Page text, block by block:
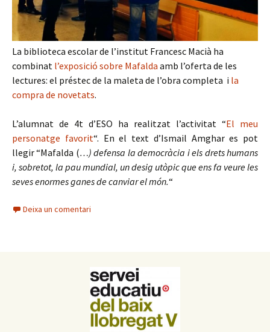
La biblioteca escolar de l’institut Francesc Macià ha
combinat l’exposició sobre Mafalda amb l’oferta de les
lectures: el préstec de la maleta de l’obra completa i la
compra de novetats.
L’alumnat de 4t d’ESO ha realitzat l’activitat “El meu
personatge favorit“. En el text d’Ismail Amghar es pot
llegir “Mafalda (…) defensa la democràcia i els drets humans
i, sobretot, la pau mundial, un desig utòpic que ens fa veure les
seves enormes ganes de canviar el món.“
Deixa un comentari